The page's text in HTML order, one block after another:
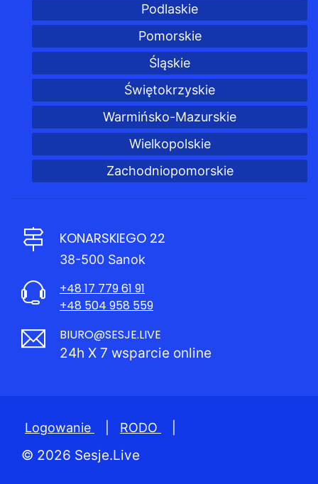
Podlaskie
Pomorskie
Śląskie
Świętokrzyskie
Warmińsko-Mazurskie
Wielkopolskie
Zachodniopomorskie
KONARSKIEGO 22
38-500 Sanok
+48 17 779 61 91
+48 504 958 559
BIURO@SESJE.LIVE
24h X 7 wsparcie online
Logowanie RODO
© 2026 Sesje.Live